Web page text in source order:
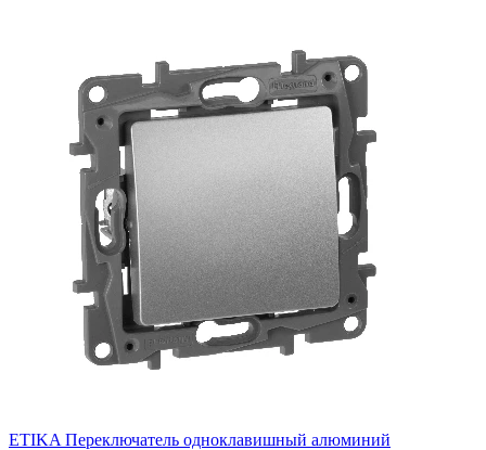
ETIKA Переключатель одноклавишный алюминий